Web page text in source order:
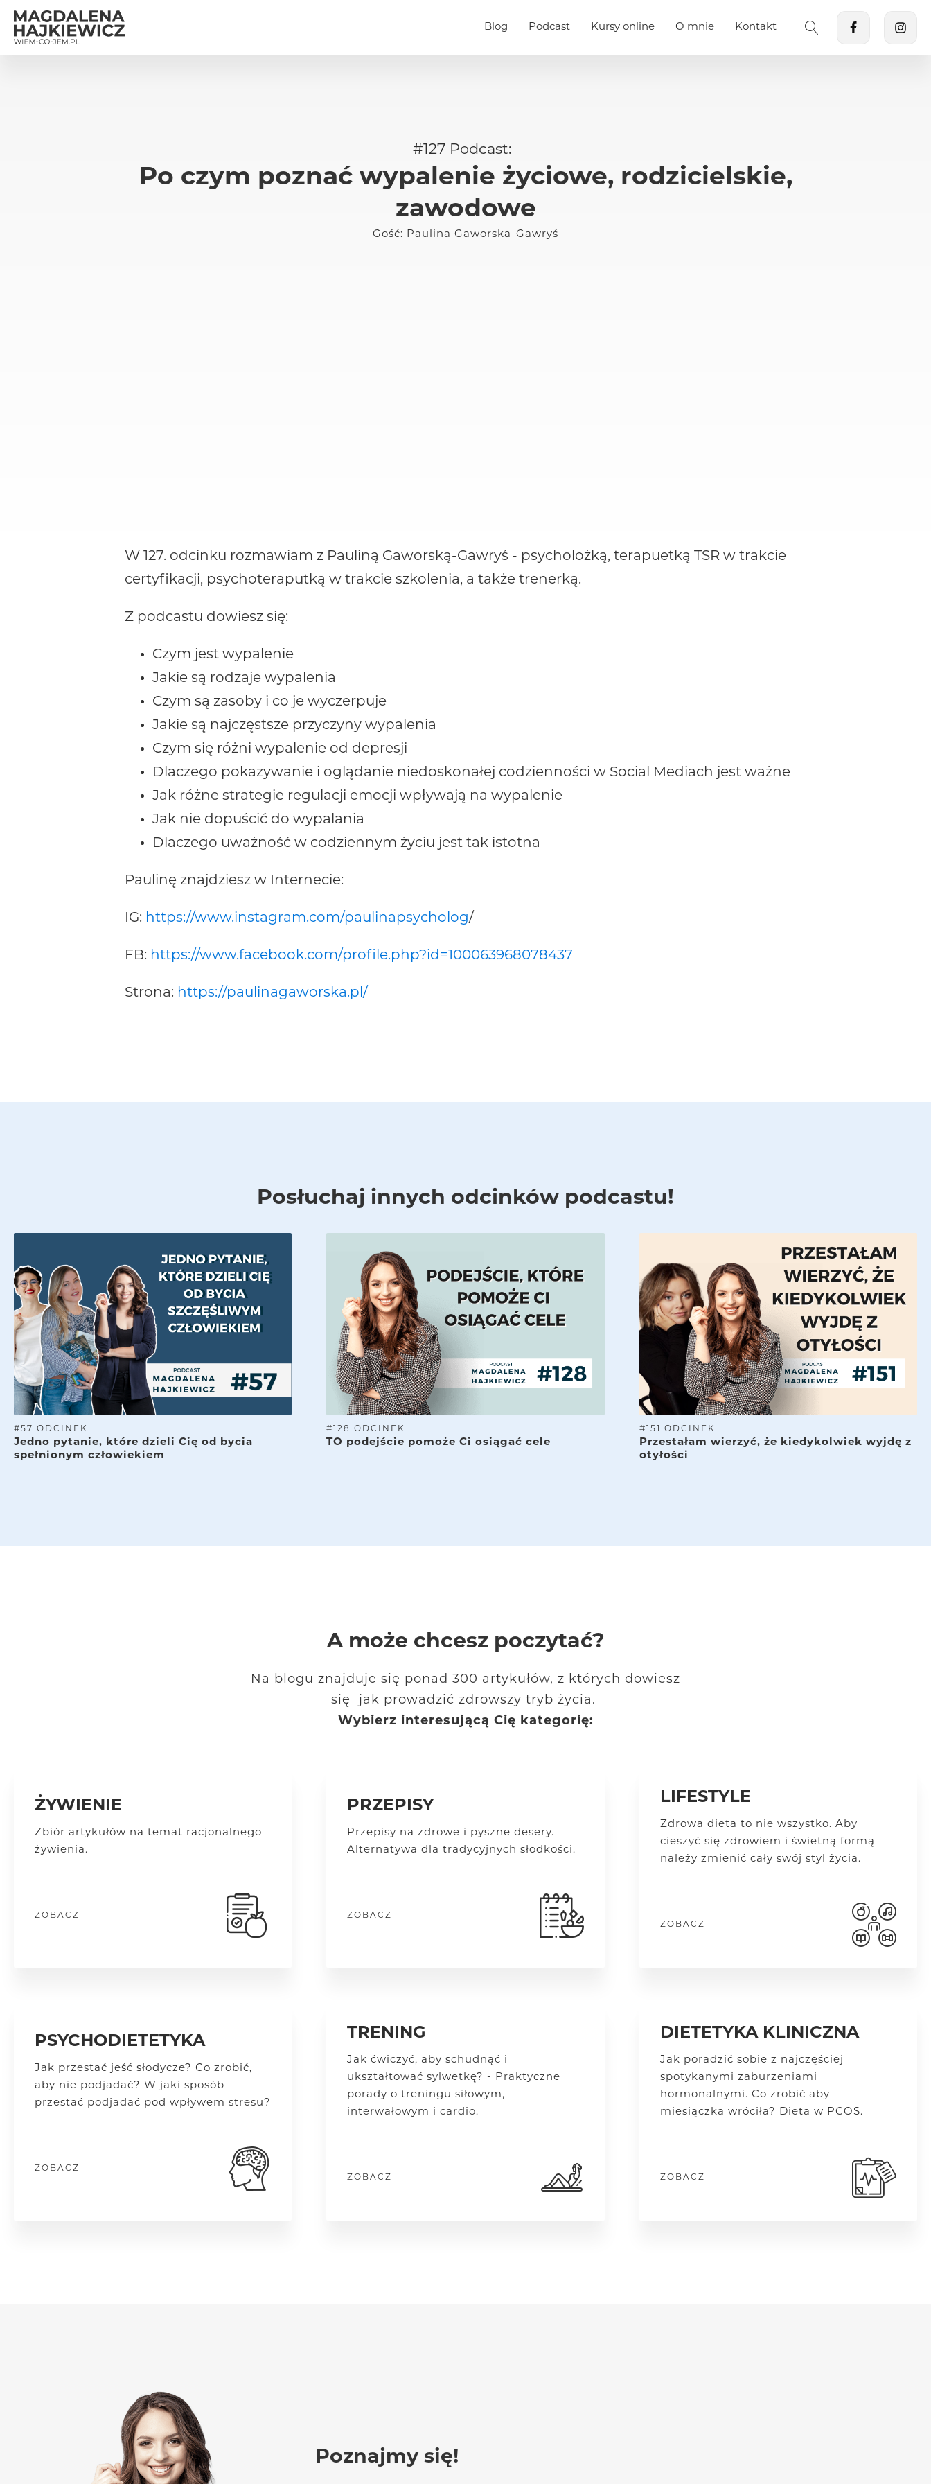
Blog Podcast Kursy online O mnie Kontakt
#127 Podcast:
Po czym poznać wypalenie życiowe, rodzicielskie,
zawodowe
Gość: Paulina Gaworska-Gawryś
W 127. odcinku rozmawiam z Pauliną Gaworską-Gawryś - psycholożką, terapuetką TSR w trakcie
certyfikacji, psychoteraputką w trakcie szkolenia, a także trenerką.
Z podcastu dowiesz się:
Czym jest wypalenie
‌Jakie są rodzaje wypalenia
‌Czym są zasoby i co je wyczerpuje
‌Jakie są najczęstsze przyczyny wypalenia
‌Czym się różni wypalenie od depresji
‌Dlaczego pokazywanie i oglądanie niedoskonałej codzienności w Social Mediach jest ważne
‌Jak różne strategie regulacji emocji wpływają na wypalenie
‌Jak nie dopuścić do wypalania
‌Dlaczego uważność w codziennym życiu jest tak istotna
Paulinę znajdziesz w Internecie:
IG: https://www.instagram.com/paulinapsycholog/
FB: https://www.facebook.com/profile.php?id=100063968078437
Strona: https://paulinagaworska.pl/
Posłuchaj innych odcinków podcastu!
#57 ODCINEK
Jedno pytanie, które dzieli Cię od bycia
spełnionym człowiekiem
# 128 ODCINEK
TO podejście pomoże Ci osiągać cele
# 151 ODCINEK
Przestałam wierzyć, że kiedykolwiek wyjdę z
otyłości
A może chcesz poczytać?
Na blogu znajduje się ponad 300 artykułów, z których dowiesz
się jak prowadzić zdrowszy tryb życia.
Wybierz interesującą Cię kategorię:
ŻYWIENIE
Zbiór artykułów na temat racjonalnego
żywienia.
ZOBACZ
PRZEPISY
Przepisy na zdrowe i pyszne desery.
Alternatywa dla tradycyjnych słodkości.
ZOBACZ
LIFESTYLE
Zdrowa dieta to nie wszystko. Aby
cieszyć się zdrowiem i świetną formą
należy zmienić cały swój styl życia.
ZOBACZ
PSYCHODIETETYKA
Jak przestać jeść słodycze? Co zrobić,
aby nie podjadać? W jaki sposób
przestać podjadać pod wpływem stresu?
ZOBACZ
TRENING
Jak ćwiczyć, aby schudnąć i
ukształtować sylwetkę? - Praktyczne
porady o treningu siłowym,
interwałowym i cardio.
ZOBACZ
DIETETYKA KLINICZNA
Jak poradzić sobie z najczęściej
spotykanymi zaburzeniami
hormonalnymi. Co zrobić aby
miesiączka wróciła? Dieta w PCOS.
ZOBACZ
Poznajmy się!